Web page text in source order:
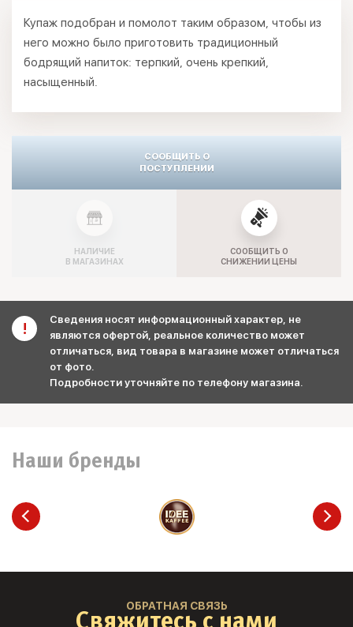
Купаж подобран и помолот таким образом, чтобы из
него можно было приготовить традиционный
бодрящий напиток: терпкий, очень крепкий,
насыщенный.
СООБЩИТЬ О
ПОСТУПЛЕНИИ
НАЛИЧИЕ
В МАГАЗИНАХ
СООБЩИТЬ О
СНИЖЕНИИ ЦЕНЫ
Сведения носят информационный характер, не
являются офертой, реальное количество может
отличаться, вид товара в магазине может отличаться
от фото.
Подробности уточняйте по телефону магазина.
Наши бренды
ОБРАТНАЯ СВЯЗЬ